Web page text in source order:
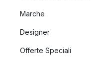
Marche
Designer
Offerte Speciali